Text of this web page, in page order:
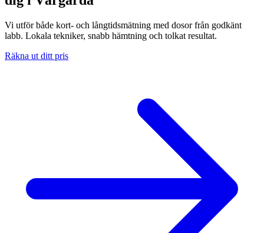
Vi utför både kort- och långtidsmätning med dosor från godkänt
labb. Lokala tekniker, snabb hämtning och tolkat resultat.
Räkna ut ditt pris